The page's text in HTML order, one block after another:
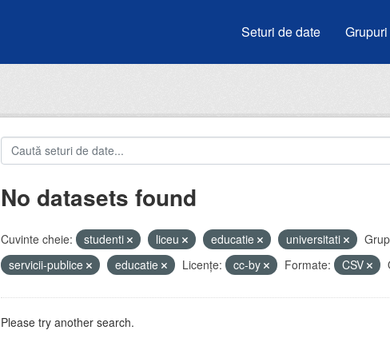
Seturi de date Grupuri
No datasets found
Cuvinte cheie: studenti liceu educatie universitati
servicii-publice
educatie Licenţe: cc-by Formate: CSV
Please try another search.